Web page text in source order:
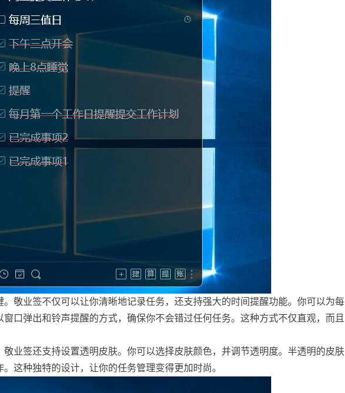
敬业签不仅可以让你清晰地记录任务，还支持强大的时间提醒功能。你可以为每
口弹出和铃声提醒的方式，确保你不会错过任何任务。这种方式不仅直观，而且
敬业签还支持设置透明皮肤。你可以选择皮肤颜色，并调节透明度。半透明的皮肤
这种独特的设计，让你的任务管理变得更加时尚。